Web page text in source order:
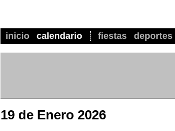
inicio calendario fiestas deportes
19 de Enero 2026